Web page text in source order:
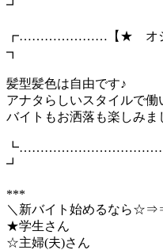
┛
┏…………………【★ オ
┓
髪型髪色は自由です♪
アナタらしいスタイルで働
バイトもお洒落も楽しみま
┛
***
＼新バイト始めるなら
★学生さん
☆主婦(夫)さん